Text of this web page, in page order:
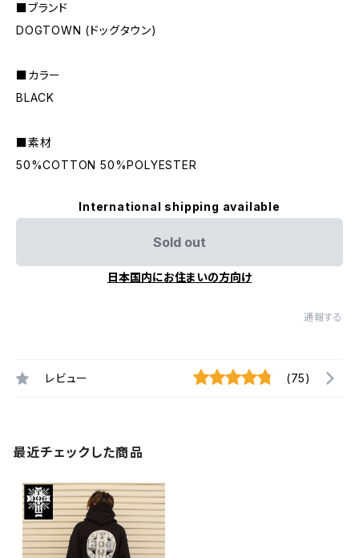
■ブランド
DOGTOWN (ドッグタウン)
■カラー
BLACK
■素材
50%COTTON 50%POLYESTER
International shipping available
Sold out
日本国内にお住まいの方向け
通報する
レビュー (75)
最近チェックした商品